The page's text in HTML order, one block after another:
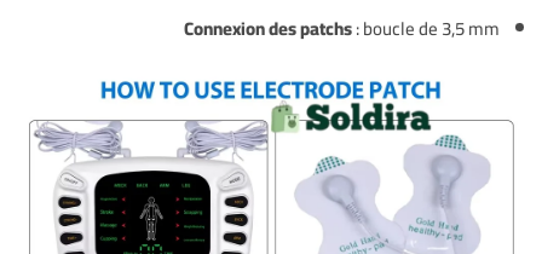
Connexion des patchs: boucle de 3,5 mm